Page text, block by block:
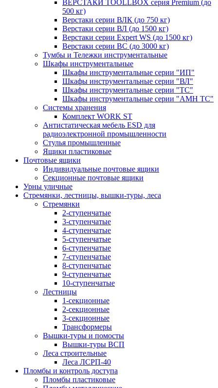
ВЕРСТАКИ TOOLLBOX серия Premium (до
500 кг)
Верстаки серии ВЛК (до 750 кг)
Верстаки серии ВЛ (до 1500 кг)
Верстаки серии Expert WS (до 1500 кг)
Верстаки серии ВС (до 3000 кг)
Тумбы и Тележки инструментальные
Шкафы инструментальные
Шкафы инструментальные серии "ИП"
Шкафы инструментальные серии "ВЛ"
Шкафы инструментальные серии "ТС"
Шкафы инструментальные серии "AMH TC"
Системы хранения
Комплект WORK ST
Антистатическая мебель ESD для
радиоэлектронной промышленности
Стулья промышленные
Ящики пластиковые
Почтовые ящики
Индивидуальные почтовые ящики
Секционные почтовые ящики
Урны уличные
Стремянки, лестницы, вышки-туры, леса
Стремянки
2-ступенчатые
3-ступенчатые
4-ступенчатые
5-ступенчатые
6-ступенчатые
7-ступенчатые
8-ступенчатые
9-ступенчатые
10-ступенчатые
Лестницы
1-секционные
2-секционные
3-секционные
Трансформеры
Вышки-туры и помосты
Вышки-туры ВСП
Леса строительные
Леса ЛСРП-40
Пломбы и контроль доступа
Пломбы пластиковые